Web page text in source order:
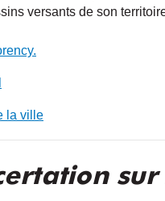
versants de son
la ville